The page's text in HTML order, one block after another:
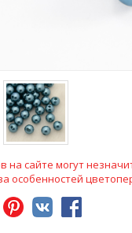
на сайте могут
особенностей